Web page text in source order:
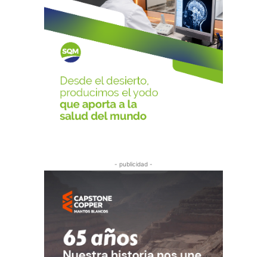
- publicidad -